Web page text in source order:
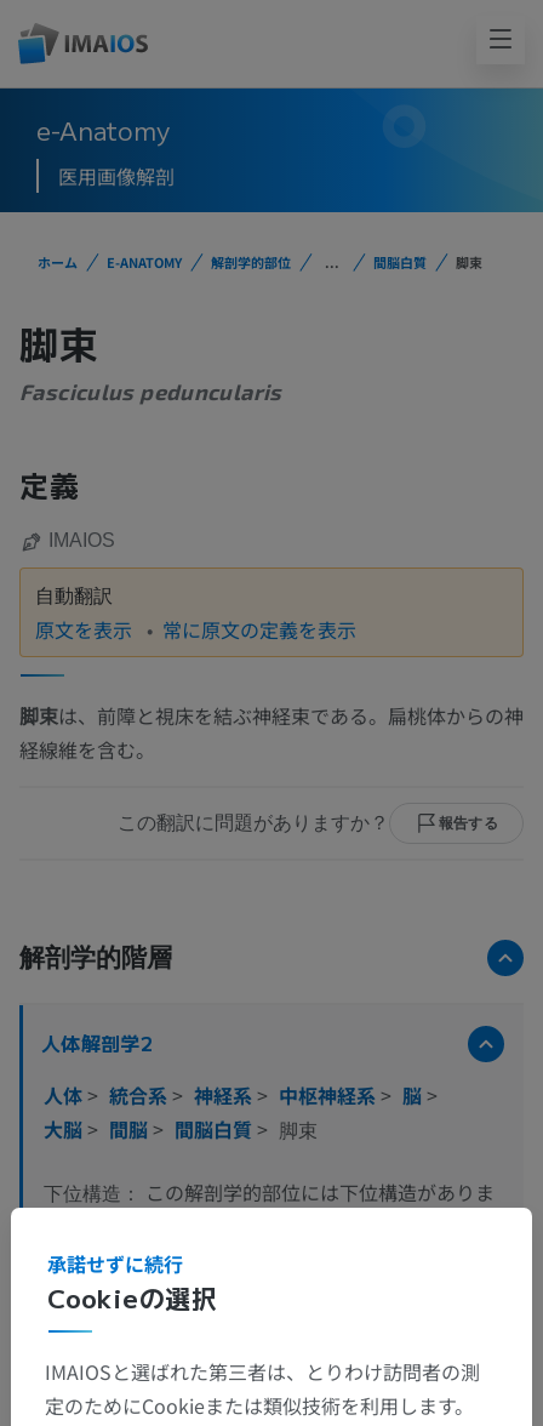
e-Anatomy
医用画像解剖
ホーム E-ANATOMY 解剖学的部位 ... 間脳白質 脚束
脚束
Fasciculus peduncularis
定義
IMAIOS
自動翻訳
原文を表示 常に原文の定義を表示
脚束は、前障と視床を結ぶ神経束である。扁桃体からの神
経線維を含む。
この翻訳に問題がありますか？ 報告する
解剖学的階層
人体解剖学2
人体> 統合系> 神経系> 中枢神経系> 脳>
大脳> 間脳> 間脳白質> 脚束
下位構造：
この解剖学的部位には下位構造がありま
人体神経解剖学
Cookieの選択
承諾せずに続行
IMAIOSと選ばれた第三者は、とりわけ訪問者の測
定のためにCookieまたは類似技術を利用します。